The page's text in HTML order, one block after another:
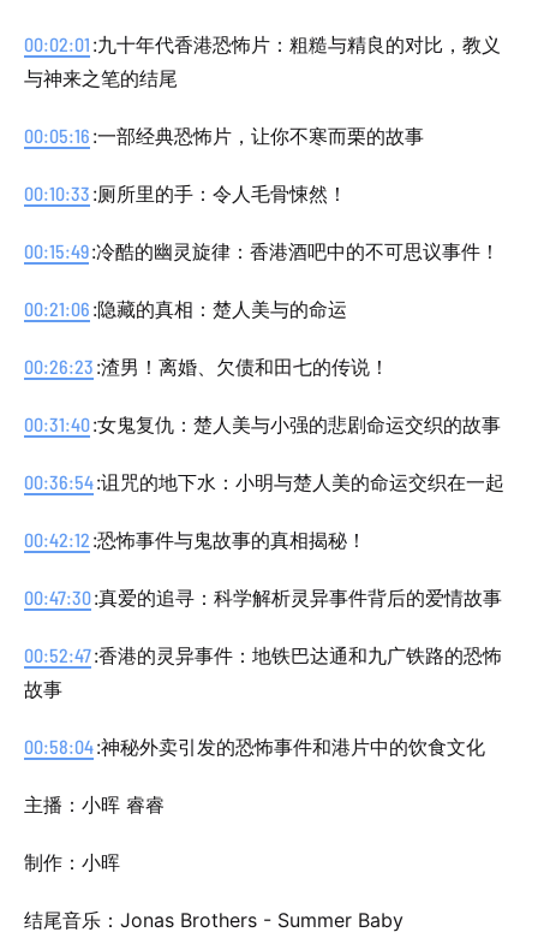
00:02:01 :九十年代香港恐怖片：粗糙与精良的对比，教义
与神来之笔的结尾
00:05:16 :一部经典恐怖片，让你不寒而栗的故事
00:10:33 :厕所里的手：令人毛骨悚然！
00:15:49:冷酷的幽灵旋律：香港酒吧中的不可思议事件！
00:21:06 :隐藏的真相：楚人美与的命运
00:26:23 :渣男！离婚、欠债和田七的传说！
00:31:40:女鬼复仇：楚人美与小强的悲剧命运交织的故事
00:36:54:诅咒的地下水：小明与楚人美的命运交织在一起
00:42:12 :恐怖事件与鬼故事的真相揭秘！
00:47:30:真爱的追寻：科学解析灵异事件背后的爱情故事
00:52:47:香港的灵异事件：地铁巴达通和九广铁路的恐怖
故事
00:58:04:神秘外卖引发的恐怖事件和港片中的饮食文化
主播：小晖 睿睿
制作：小晖
结尾音乐：Jonas Brothers - Summer Baby